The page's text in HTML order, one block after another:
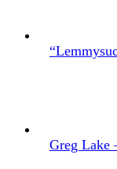
Greg Lake